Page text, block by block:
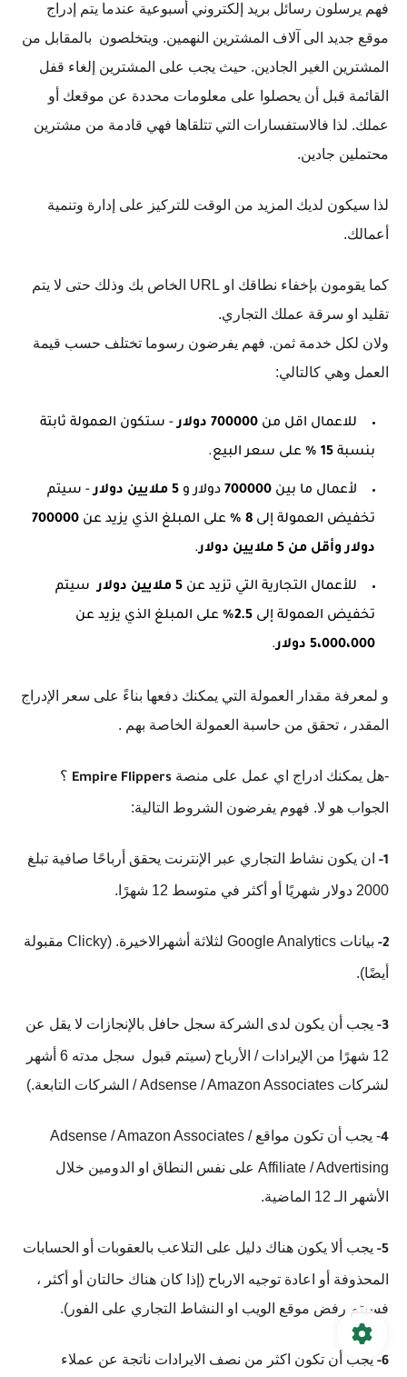
فهم يرسلون رسائل بريد إلكتروني أسبوعية عندما يتم إدراج
موقع جديد الى آلاف المشترين النهمين. ويتخلصون بالمقابل من
المشترين الغير الجادين. حيث يجب على المشترين إلغاء قفل
القائمة قبل أن يحصلوا على معلومات محددة عن موقعك أو
عملك. لذا فالاستفسارات التي تتلقاها فهي قادمة من مشترين
محتملين جادين.
لذا سيكون لديك المزيد من الوقت للتركيز على إدارة وتنمية
أعمالك.
كما يقومون بإخفاء نطاقك او URL الخاص بك وذلك حتى لا يتم
تقليد او سرقة عملك التجاري.
ولان لكل خدمة ثمن. فهم يفرضون رسوما تختلف حسب قيمة
العمل وهي كالتالي:
للاعمال اقل من 700000 دولار
- ستكون العمولة ثابتة
بنسبة
على سعر البيع.
لأعمال ما بين 700000 دولار و 5 ملايين دولار
- سيتم
تخفيض العمولة إلى 8 ٪ على المبلغ الذي يزيد عن 700000
دولار وأقل من 5 ملايين دولار
.
للأعمال التجارية التي تزيد عن 5 ملايين دولار
سيتم
تخفيض العمولة إلى
على المبلغ الذي يزيد عن
5،000،000 دولار
.
و لمعرفة مقدار العمولة التي يمكنك دفعها بناءً على سعر الإدراج
المقدر ، تحقق من حاسبة العمولة الخاصة بهم .
-هل يمكنك ادراج اي عمل على منصة Empire Flippers ؟
الجواب هو لا. فهوم يفرضون الشروط التالية:
1- ان يكون نشاط التجاري عبر الإنترنت يحقق أرباحًا صافية تبلغ
2000 دولار شهريًا أو أكثر في متوسط ​​12 شهرًا.
2- بيانات Google Analytics لثلاثة أشهرالاخيرة. (Clicky مقبولة
أيضًا).
3- يجب أن يكون لدى الشركة سجل حافل بالإنجازات لا يقل عن
12 شهرًا من الإيرادات / الأرباح (سيتم قبول سجل مدته 6 أشهر
لشركات Adsense / Amazon Associates / الشركات التابعة.)
4 - يجب أن تكون مواقع Adsense / Amazon Associates /
Affiliate / Advertising على نفس النطاق او الدومين خلال
الأشهر الـ 12 الماضية.
5- يجب ألا يكون هناك دليل على التلاعب بالعقوبات أو الحسابات
المحذوفة أو اعادة توجيه الارباح (إذا كان هناك حالتان أو أكثر ،
فسيتم رفض موقع الويب او النشاط التجاري على الفور).
6- يجب أن تكون اكثر من نصف الايرادات ناتجة عن عملاء